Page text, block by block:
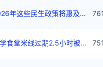
2026年这些民生政策将惠及百姓
小学食堂米线过期2.5小时被罚5万